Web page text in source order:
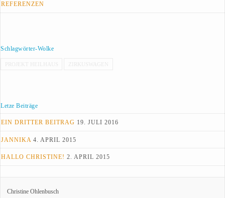
REFERENZEN
Schlagwörter-Wolke
Letze Beiträge
EIN DRITTER BEITRAG 19. JULI 2016
JANNIKA 4. APRIL 2015
HALLO CHRISTINE! 2. APRIL 2015
Christine Ohlenbusch